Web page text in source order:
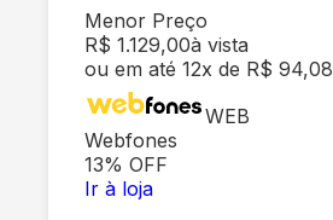
Menor Preço
R$ 1.129,00à vista
ou em até 12x de R$ 94,08
WEB
Webfones
13% OFF
Ir à loja